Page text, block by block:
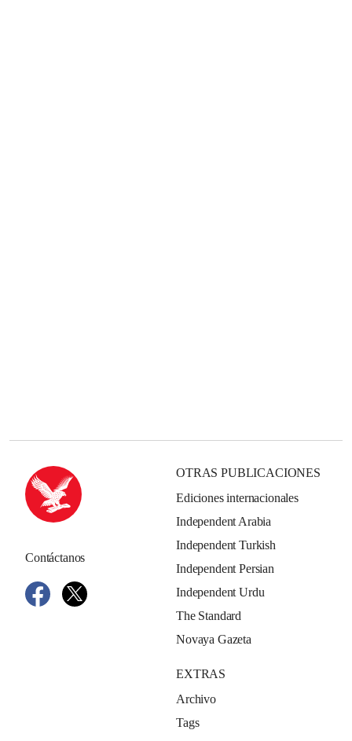
Contáctanos
OTRAS PUBLICACIONES
Ediciones internacionales
Independent Arabia
Independent Turkish
Independent Persian
Independent Urdu
The Standard
Novaya Gazeta
EXTRAS
Archivo
Tags